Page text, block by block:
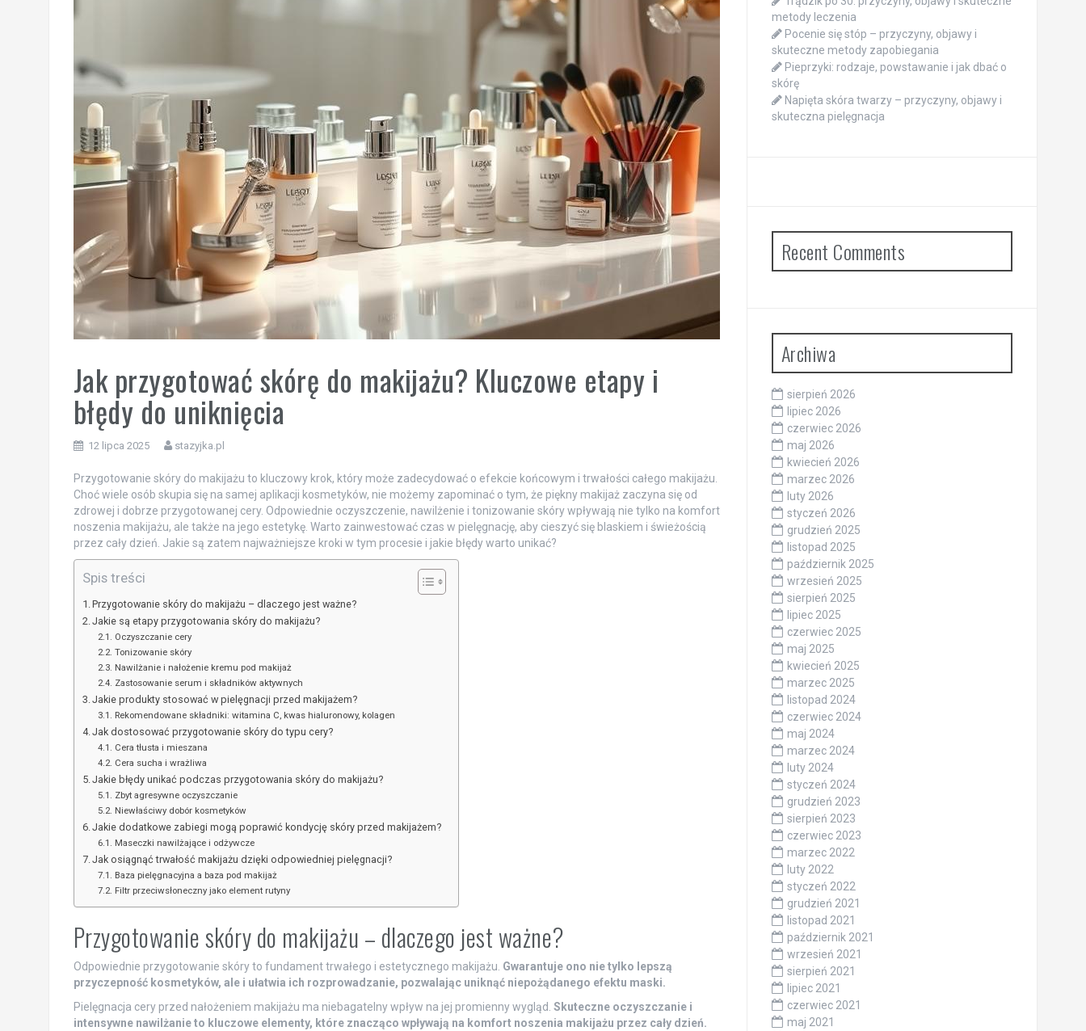
Jak przygotować skórę do makijażu? Kluczowe etapy i
błędy do uniknięcia
12 lipca 2025 stazyjka.pl
Przygotowanie skóry do makijażu to kluczowy krok, który może zadecydować o efekcie końcowym i trwałości całego makijażu.
Choć wiele osób skupia się na samej aplikacji kosmetyków, nie możemy zapominać o tym, że piękny makijaż zaczyna się od
zdrowej i dobrze przygotowanej cery. Odpowiednie oczyszczenie, nawilżenie i tonizowanie skóry wpływają nie tylko na komfort
noszenia makijażu, ale także na jego estetykę. Warto zainwestować czas w pielęgnację, aby cieszyć się blaskiem i świeżością
przez cały dzień. Jakie są zatem najważniejsze kroki w tym procesie i jakie błędy warto unikać?
Spis treści
Przygotowanie skóry do makijażu – dlaczego jest ważne?
Jakie są etapy przygotowania skóry do makijażu?
Oczyszczanie cery
Tonizowanie skóry
Nawilżanie i nałożenie kremu pod makijaż
Zastosowanie serum i składników aktywnych
Jakie produkty stosować w pielęgnacji przed makijażem?
Rekomendowane składniki: witamina C, kwas hialuronowy, kolagen
Jak dostosować przygotowanie skóry do typu cery?
Cera tłusta i mieszana
Cera sucha i wrażliwa
Jakie błędy unikać podczas przygotowania skóry do makijażu?
Zbyt agresywne oczyszczanie
Niewłaściwy dobór kosmetyków
Jakie dodatkowe zabiegi mogą poprawić kondycję skóry przed makijażem?
Maseczki nawilżające i odżywcze
Jak osiągnąć trwałość makijażu dzięki odpowiedniej pielęgnacji?
Baza pielęgnacyjna a baza pod makijaż
Filtr przeciwsłoneczny jako element rutyny
Przygotowanie skóry do makijażu – dlaczego jest ważne?
Odpowiednie przygotowanie skóry to fundament trwałego i estetycznego makijażu. Gwarantuje ono nie tylko lepszą
przyczepność kosmetyków, ale i ułatwia ich rozprowadzanie, pozwalając uniknąć niepożądanego efektu maski.
Pielęgnacja cery przed nałożeniem makijażu ma niebagatelny wpływ na jej promienny wygląd. Skuteczne oczyszczanie i
intensywne nawilżanie to kluczowe elementy, które znacząco wpływają na komfort noszenia makijażu przez cały dzień.
metody leczenia
Pocenie się stóp – przyczyny, objawy i
skuteczne metody zapobiegania
Pieprzyki: rodzaje, powstawanie i jak dbać o
skórę
Napięta skóra twarzy – przyczyny, objawy i
skuteczna pielęgnacja
Recent Comments
Archiwa
sierpień 2026
lipiec 2026
czerwiec 2026
maj 2026
kwiecień 2026
marzec 2026
luty 2026
styczeń 2026
grudzień 2025
listopad 2025
październik 2025
wrzesień 2025
sierpień 2025
lipiec 2025
czerwiec 2025
maj 2025
kwiecień 2025
marzec 2025
listopad 2024
czerwiec 2024
maj 2024
marzec 2024
luty 2024
styczeń 2024
grudzień 2023
sierpień 2023
czerwiec 2023
marzec 2022
luty 2022
styczeń 2022
grudzień 2021
listopad 2021
październik 2021
wrzesień 2021
sierpień 2021
lipiec 2021
czerwiec 2021
maj 2021